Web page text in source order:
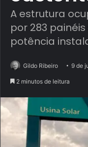
A estrutura
por 283
potência
Gildo Ribeiro 9 de
2 minutos de leitura